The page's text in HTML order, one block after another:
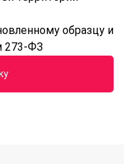
образцу и
273-ФЗ